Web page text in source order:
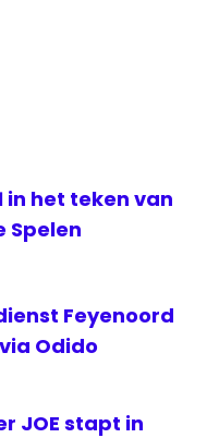
in het teken van
Spelen
Feyenoord
Odido
JOE stapt in